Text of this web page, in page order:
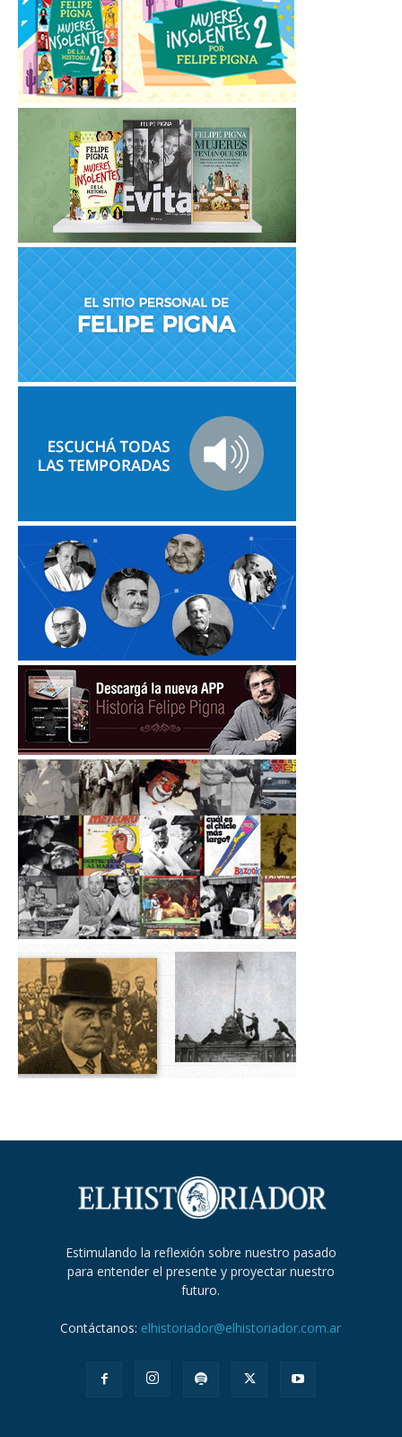
Estimulando la reflexión sobre nuestro pasado
para entender el presente y proyectar nuestro
futuro.
Contáctanos: elhistoriador@elhistoriador.com.ar